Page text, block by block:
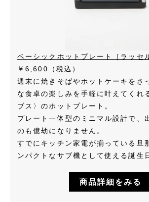
ベーシックホットプレート［ラッセ
￥6,600（税込）
週末に焼きそばやホットケーキをさ
な食卓の楽しみを手軽に叶えてくれ
ブス〉のホットプレート。
プレート一体型のミニマル設計で、
のも億劫になりません。
すでにキッチン家電が揃っている旦
ンパクトなサブ機として使える誕生
商品詳細をみる